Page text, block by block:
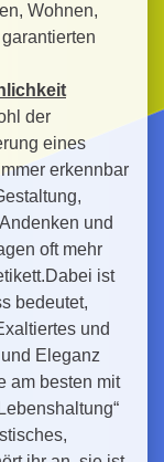
Wohnen,
der
eines
erkennbar
und
oft mehr
ist
bedeutet,
und
Eleganz
am besten mit